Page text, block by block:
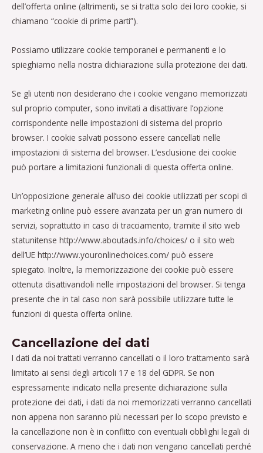
dell’offerta online (altrimenti, se si tratta solo dei loro cookie, si
chiamano “cookie di prime parti”).
Possiamo utilizzare cookie temporanei e permanenti e lo
spieghiamo nella nostra dichiarazione sulla protezione dei dati.
Se gli utenti non desiderano che i cookie vengano memorizzati
sul proprio computer, sono invitati a disattivare l’opzione
corrispondente nelle impostazioni di sistema del proprio
browser. I cookie salvati possono essere cancellati nelle
impostazioni di sistema del browser. L’esclusione dei cookie
può portare a limitazioni funzionali di questa offerta online.
Un’opposizione generale all’uso dei cookie utilizzati per scopi di
marketing online può essere avanzata per un gran numero di
servizi, soprattutto in caso di tracciamento, tramite il sito web
statunitense http://www.aboutads.info/choices/ o il sito web
dell’UE http://www.youronlinechoices.com/ può essere
spiegato. Inoltre, la memorizzazione dei cookie può essere
ottenuta disattivandoli nelle impostazioni del browser. Si tenga
presente che in tal caso non sarà possibile utilizzare tutte le
funzioni di questa offerta online.
Cancellazione dei dati
I dati da noi trattati verranno cancellati o il loro trattamento sarà
limitato ai sensi degli articoli 17 e 18 del GDPR. Se non
espressamente indicato nella presente dichiarazione sulla
protezione dei dati, i dati da noi memorizzati verranno cancellati
non appena non saranno più necessari per lo scopo previsto e
la cancellazione non è in conflitto con eventuali obblighi legali di
conservazione. A meno che i dati non vengano cancellati perché